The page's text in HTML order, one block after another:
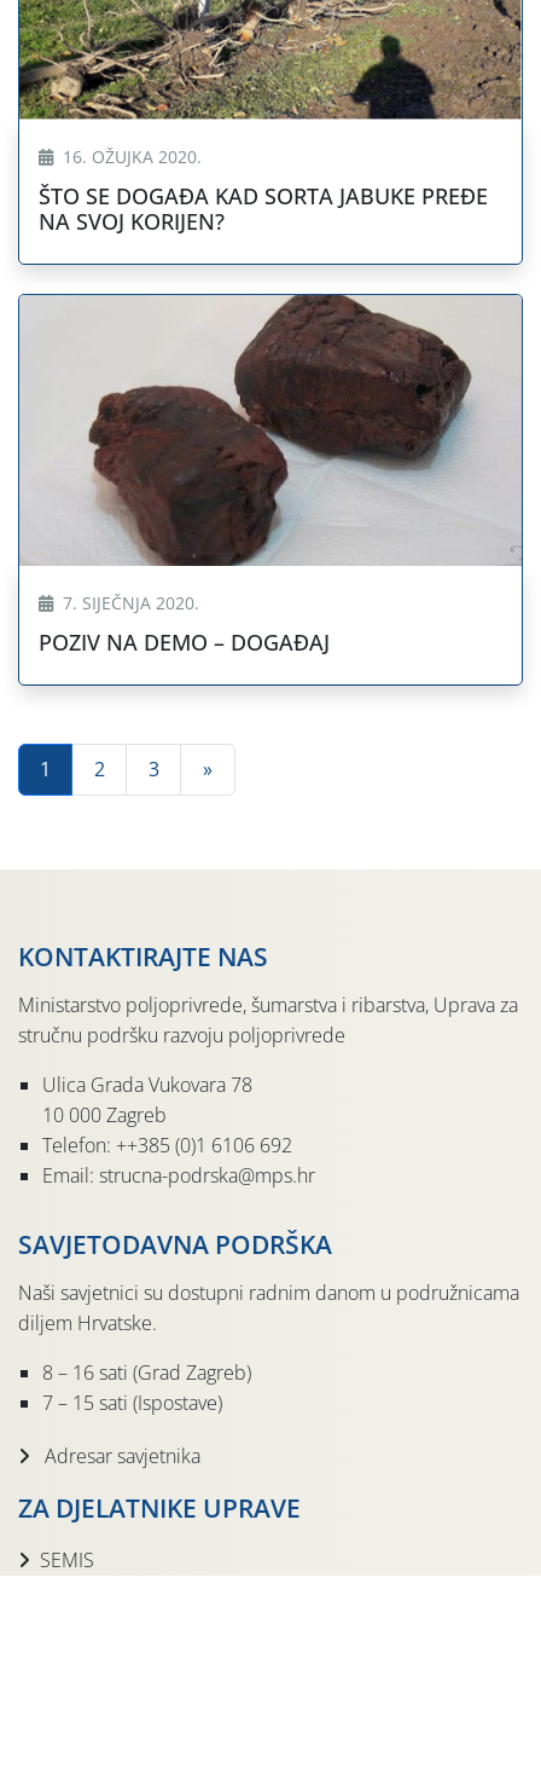
16. OŽUJKA 2020.
ŠTO SE DOGAĐA KAD SORTA JABUKE PREĐE
NA SVOJ KORIJEN?
7. SIJEČNJA 2020.
POZIV NA DEMO – DOGAĐAJ
1 2 3 »
KONTAKTIRAJTE NAS
Ministarstvo poljoprivrede, šumarstva i ribarstva, Uprava za
stručnu podršku razvoju poljoprivrede
Ulica Grada Vukovara 78
10 000 Zagreb
Telefon: ++385 (0)1 6106 692
Email: strucna-podrska@mps.hr
SAVJETODAVNA PODRŠKA
Naši savjetnici su dostupni radnim danom u podružnicama
diljem Hrvatske.
8 – 16 sati (Grad Zagreb)
7 – 15 sati (Ispostave)
Adresar savjetnika
ZA DJELATNIKE UPRAVE
SEMIS